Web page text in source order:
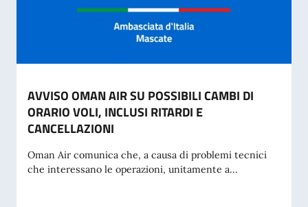
AVVISO OMAN AIR SU POSSIBILI CAMBI DI
ORARIO VOLI, INCLUSI RITARDI E
CANCELLAZIONI
Oman Air comunica che, a causa di problemi tecnici
che interessano le operazioni, unitamente a...